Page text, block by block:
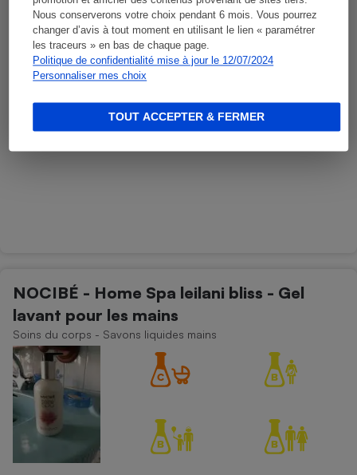
Nous conserverons votre choix pendant 6 mois. Vous pourrez
changer d’avis à tout moment en utilisant le lien « paramétrer
les traceurs » en bas de chaque page.
Politique de confidentialité mise à jour le 12/07/2024
Personnaliser mes choix
TOUT ACCEPTER & FERMER
NOCIBÉ - Home Spa leilani bliss - Gel
lavant pour les mains
Soins du corps - Savons liquides mains